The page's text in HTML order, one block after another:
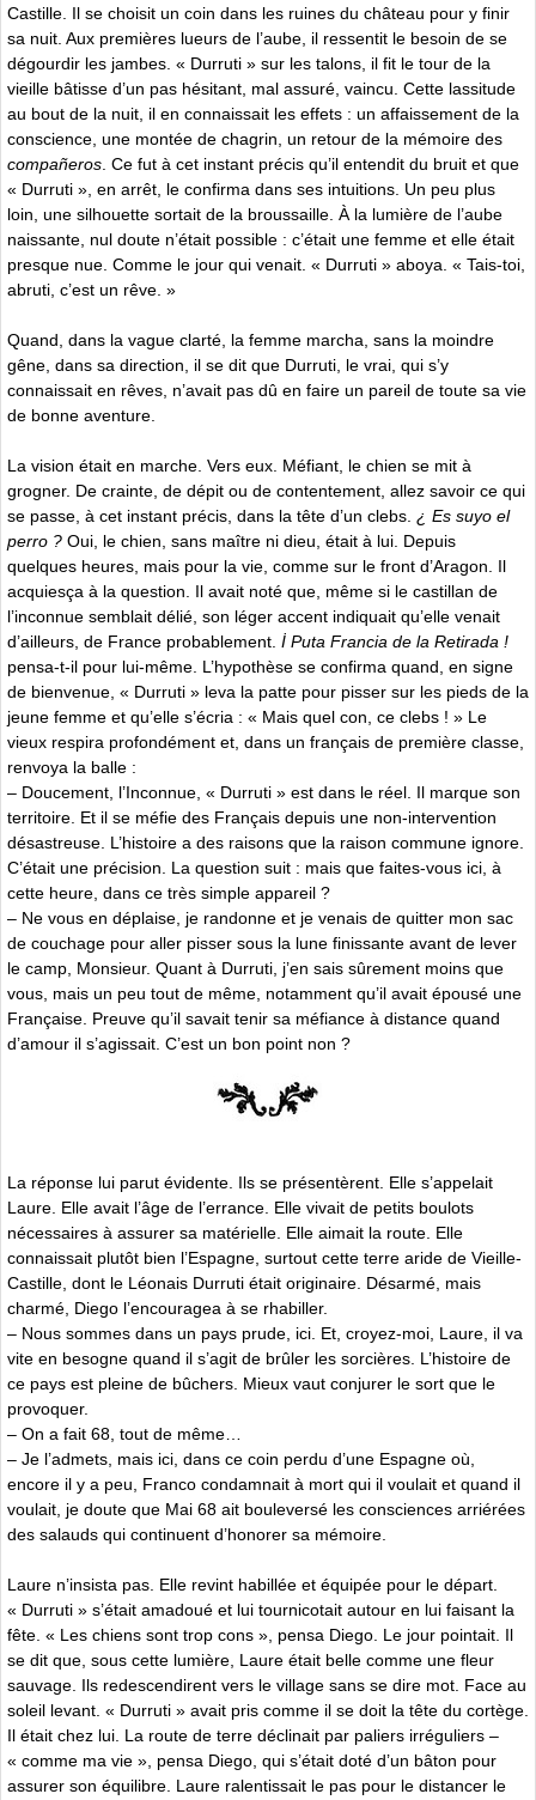
Castille. Il se choisit un coin dans les ruines du château pour y finir
sa nuit. Aux premières lueurs de l’aube, il ressentit le besoin de se
dégourdir les jambes. « Durruti » sur les talons, il fit le tour de la
vieille bâtisse d’un pas hésitant, mal assuré, vaincu. Cette lassitude
au bout de la nuit, il en connaissait les effets : un affaissement de la
conscience, une montée de chagrin, un retour de la mémoire des
compañeros . Ce fut à cet instant précis qu’il entendit du bruit et que
« Durruti », en arrêt, le confirma dans ses intuitions. Un peu plus
loin, une silhouette sortait de la broussaille. À la lumière de l’aube
naissante, nul doute n’était possible : c’était une femme et elle était
presque nue. Comme le jour qui venait. « Durruti » aboya. « Tais-toi,
abruti, c’est un rêve. »
Quand, dans la vague clarté, la femme marcha, sans la moindre
gêne, dans sa direction, il se dit que Durruti, le vrai, qui s’y
connaissait en rêves, n’avait pas dû en faire un pareil de toute sa vie
de bonne aventure.
La vision était en marche. Vers eux. Méfiant, le chien se mit à
grogner. De crainte, de dépit ou de contentement, allez savoir ce qui
se passe, à cet instant précis, dans la tête d’un clebs. ¿ Es suyo el
perro ? Oui, le chien, sans maître ni dieu, était à lui. Depuis
quelques heures, mais pour la vie, comme sur le front d’Aragon. Il
acquiesça à la question. Il avait noté que, même si le castillan de
l’inconnue semblait délié, son léger accent indiquait qu’elle venait
d’ailleurs, de France probablement. İ Puta Francia de la Retirada !
pensa-t-il pour lui-même. L’hypothèse se confirma quand, en signe
de bienvenue, « Durruti » leva la patte pour pisser sur les pieds de la
jeune femme et qu’elle s’écria : « Mais quel con, ce clebs ! » Le
vieux respira profondément et, dans un français de première classe,
renvoya la balle :
– Doucement, l’Inconnue, « Durruti » est dans le réel. Il marque son
territoire. Et il se méfie des Français depuis une non-intervention
désastreuse. L’histoire a des raisons que la raison commune ignore.
C’était une précision. La question suit : mais que faites-vous ici, à
cette heure, dans ce très simple appareil ?
– Ne vous en déplaise, je randonne et je venais de quitter mon sac
de couchage pour aller pisser sous la lune finissante avant de lever
le camp, Monsieur. Quant à Durruti, j’en sais sûrement moins que
vous, mais un peu tout de même, notamment qu’il avait épousé une
Française. Preuve qu’il savait tenir sa méfiance à distance quand
d’amour il s’agissait. C’est un bon point non ?
La réponse lui parut évidente. Ils se présentèrent. Elle s’appelait
Laure. Elle avait l’âge de l’errance. Elle vivait de petits boulots
nécessaires à assurer sa matérielle. Elle aimait la route. Elle
connaissait plutôt bien l’Espagne, surtout cette terre aride de Vieille-
Castille, dont le Léonais Durruti était originaire. Désarmé, mais
charmé, Diego l’encouragea à se rhabiller.
– Nous sommes dans un pays prude, ici. Et, croyez-moi, Laure, il va
vite en besogne quand il s’agit de brûler les sorcières. L’histoire de
ce pays est pleine de bûchers. Mieux vaut conjurer le sort que le
provoquer.
– On a fait 68, tout de même…
– Je l’admets, mais ici, dans ce coin perdu d’une Espagne où,
encore il y a peu, Franco condamnait à mort qui il voulait et quand il
voulait, je doute que Mai 68 ait bouleversé les consciences arriérées
des salauds qui continuent d’honorer sa mémoire.
Laure n’insista pas. Elle revint habillée et équipée pour le départ.
« Durruti » s’était amadoué et lui tournicotait autour en lui faisant la
fête. « Les chiens sont trop cons », pensa Diego. Le jour pointait. Il
se dit que, sous cette lumière, Laure était belle comme une fleur
sauvage. Ils redescendirent vers le village sans se dire mot. Face au
soleil levant. « Durruti » avait pris comme il se doit la tête du cortège.
Il était chez lui. La route de terre déclinait par paliers irréguliers –
« comme ma vie », pensa Diego, qui s’était doté d’un bâton pour
assurer son équilibre. Laure ralentissait le pas pour le distancer le